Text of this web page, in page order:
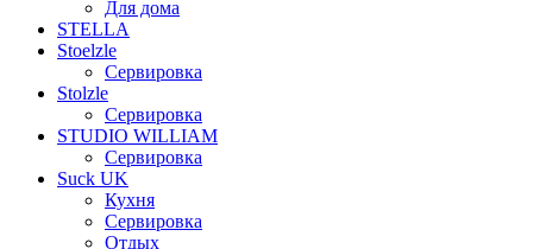
Для дома
STELLA
Stoelzle
Сервировка
Stolzle
Сервировка
STUDIO WILLIAM
Сервировка
Suck UK
Кухня
Сервировка
Отдых